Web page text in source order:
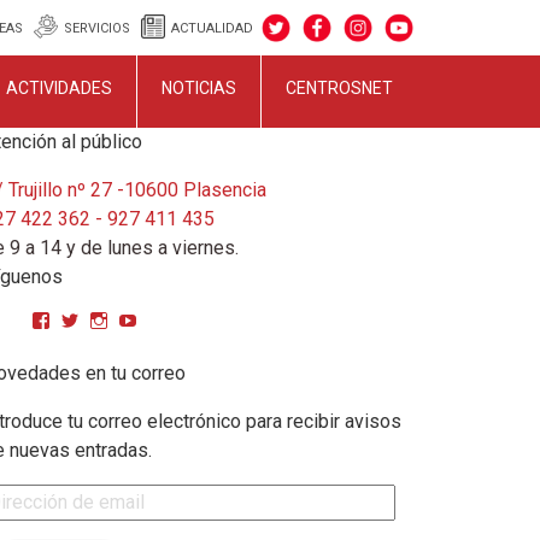
SERVICIOS ACTUALIDAD
ACTIVIDADES NOTICIAS CENTROSNET
al público
Trujillo nº 27 -10600 Plasencia
422 362 - 927 411 435
9 a 14 y de lunes a viernes.
Ver perfil de CPMGarciaMatos en Facebook
Ver perfil de cpmgarciamatos en Twitter
Ver perfil de cpmgarciamatos en Instagram
en tu correo
tu correo electrónico para recibir avisos
nuevas entradas.
de email